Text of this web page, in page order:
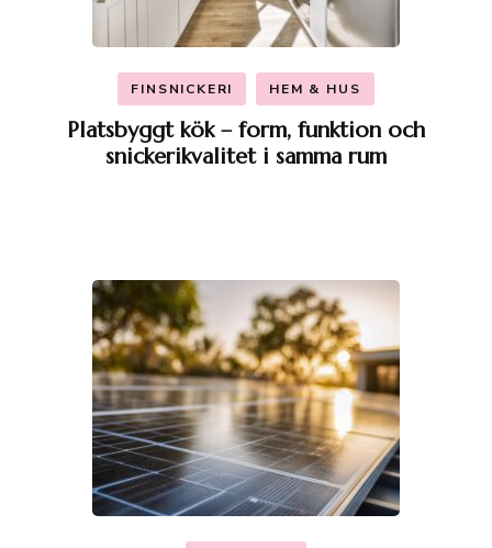
FINSNICKERI HEM & HUS
Platsbyggt kök – form, funktion och
snickerikvalitet i samma rum